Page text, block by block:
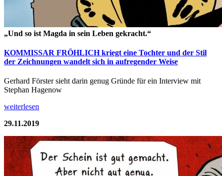
„Und so ist Magda in sein Leben gekracht.“
KOMMISSAR FRÖHLICH kriegt eine Tochter und der Stil
der Zeichnungen wandelt sich in aufregender Weise
Gerhard Förster sieht darin genug Gründe für ein Interview mit
Stephan Hagenow
weiterlesen
29.11.2019